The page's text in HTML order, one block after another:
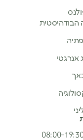
הבודהיסטית
אנרגטי